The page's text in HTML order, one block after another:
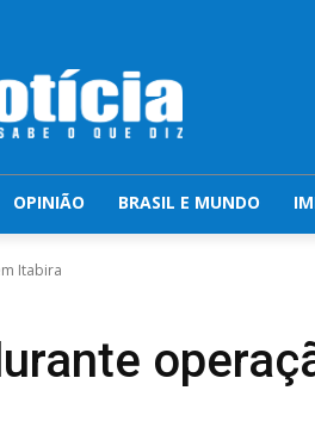
OPINIÃO BRASIL E MUNDO
Itabira